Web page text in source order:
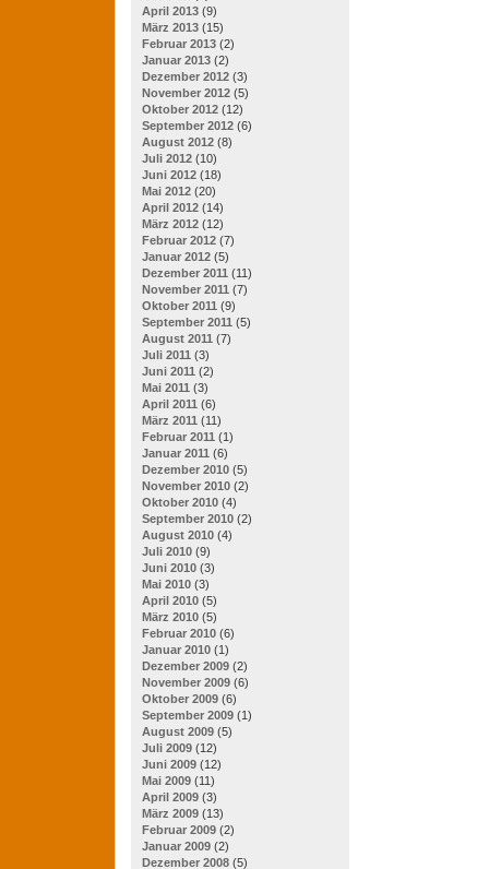
April 2013 (9)
März 2013 (15)
Februar 2013 (2)
Januar 2013 (2)
Dezember 2012 (3)
November 2012 (5)
Oktober 2012 (12)
September 2012 (6)
August 2012 (8)
Juli 2012 (10)
Juni 2012 (18)
Mai 2012 (20)
April 2012 (14)
März 2012 (12)
Februar 2012 (7)
Januar 2012 (5)
Dezember 2011 (11)
November 2011 (7)
Oktober 2011 (9)
September 2011 (5)
August 2011 (7)
Juli 2011 (3)
Juni 2011 (2)
Mai 2011 (3)
April 2011 (6)
März 2011 (11)
Februar 2011 (1)
Januar 2011 (6)
Dezember 2010 (5)
November 2010 (2)
Oktober 2010 (4)
September 2010 (2)
August 2010 (4)
Juli 2010 (9)
Juni 2010 (3)
Mai 2010 (3)
April 2010 (5)
März 2010 (5)
Februar 2010 (6)
Januar 2010 (1)
Dezember 2009 (2)
November 2009 (6)
Oktober 2009 (6)
September 2009 (1)
August 2009 (5)
Juli 2009 (12)
Juni 2009 (12)
Mai 2009 (11)
April 2009 (3)
März 2009 (13)
Februar 2009 (2)
Januar 2009 (2)
Dezember 2008 (5)